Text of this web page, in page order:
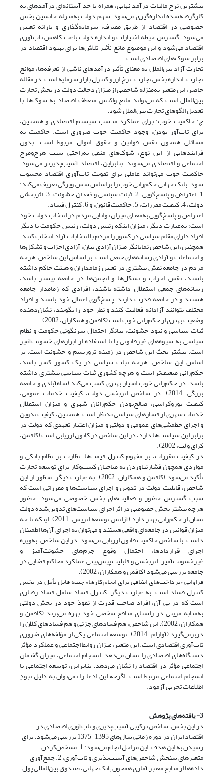
بیشترین نرخ مالیات درآمد نهایی، همراه با حد آستانه‌ای درآمدهای به
کارگرفته‌شده اندازه‌گیری می‌شود. سهم دولت به‌منزله جانشین بخش
خصوصی در اقتصاد از طریق مصرف، سرمایه‌گذاری و یارانه تعیین
می‌شود. گسترش حیطه اختیارات و اندازه دولت باعث کاهش تاب‌آوری
اقتصاد می‌شود و این موضوع مانع تأثیر تلاش‌ها برای بهبود اقتصاد در
برابر شوک‌های اقتصادی است.
تجارت آزاد بین‌الملل به معنای تأثیر درآمدهای ناشی از تعرفه‌ها، موانع
تجارت، اندازه بخش تجارت، نرخ ارز و کنترل بازار سرمایه است. در مقاله
حاضر، این متغیر به‌منزله شاخصی از میزان دخالت دولت در بخش تجارت
بین‌الملل است که می‌تواند مانع واکنش منعطف اقتصاد به شوک‌ها با
تعدیل الگوهای تجارت بین‌الملل شود.
ج: حاکمیت خوب: برای عملکرد مناسب سیستم اقتصادی و همچنین،
برای تاب‌آور بودن، وجود حاکمیت خوب ضروری است. حاکمیت به
مسائلی همچون نقش قوانین و حقوق اموال مربوط است. بدون
فرایندهایی از این نوع، شوک‌های منفی به‌راحتی سبب هرج‌و‌مرج
اجتماعی و اقتصادی می‌شوند. بنابراین، اقتصاد آسیب‌پذیرتر می‌شود.
حاکمیت خوب می‌تواند عاملی برای تقویت تاب‌آوری اقتصاد محسوب
شود. بانک جهانی حکم‌رانی خوب را براساس شش ویژگی تعریف می‌کند:
1. اعتراض و پاسخ‌گویی، 2. ثبات سیاسی و فقدان خشونت، 3. اثربخشی
دولت، 4. کیفیت مقررات، 5. حاکمیت قانون، و 6. کنترل فساد.
اعتراض و پاسخ‌گویی به‌معنای میزان توانایی مردم در انتخاب دولت خود
است؛ به‌عبارت دیگر، میزان اینکه رئیس دولت، رئیس حکومت یا دیگر
افراد دارای مقام سیاسی در کشور را مردم با انتخابات آزاد انتخاب کنند.
همچنین، این شاخص نمایانگر میزان آزادی بیان، آزادی احزاب و تشکل‌ها
و اجتماعات و آزادی رسانه‌های جمعی است. بر اساس این شاخص، هرچه
مردم در جامعه نقش بیشتری در تعیین زمامداران و هیئت حاکم داشته
باشند، نقش احزاب و تشکل‌ها و انجمن‌ها در جامعه بیشتر باشد،
رسانه‌های جمعی استقلال داشته باشند، افرادی که زمامدار جامعه
هستند و در جامعه قدرت دارند، پاسخ‌گوی اعمال خود باشند و افراد
مختلف بتوانند آزادانه فعالیت کنند و نظر خود را بگویند، نشان‌دهنده
وضعیت بهتری از حکم‌رانی خوب است (کافمن و همکاران، 2002).
ثبات سیاسی و نبود خشونت، بیانگر احتمال سرنگونی حکومت و نظام
سیاسی به شیوه‌های غیرقانونی یا با استفاده از ابزارهای خشونت‌آمیز
است. بیشترِ بحث این شاخص در زمینه تروریسم و خشونت است. بر
اساس این شاخص، هرچه ثبات سیاسی در یک کشور کمتر باشد،
حکم‌رانی ضعیف‌تر است و هرچه کشوری ثبات سیاسی بیشتری داشته
باشد، در حکم‌رانی خوب امتیاز بهتری کسب می‌کند (شاه‌آبادی و جامعه
بزرگی، 2014). در شاخص اثربخشی دولت، کیفیت خدمات عمومی،
کیفیت بوروکراسی، صالح‌بودن حکم‌رانان شهری و میزان استقلال
خدمات شهری از فشارهای سیاسی مدنظر است. همچنین، کیفیت تدوین
و اجرای خط‌مشی‌های عمومی و دولتی و میزان اعتبار تعهدی که دولت در
برابر این سیاست‌ها دارد، در این شاخص در کانون ارزیابی است (کافمن،
کرای و لب، 2002).
در کیفیت مقررات، بر مفهوم کنترل قیمت‌ها، نظارت بر نظام بانکی و
مواردی همچون فشارنیاوردن به صاحبان کسب‌وکار برای توسعه تجارت
تأکید می‌شود (کافمن و همکاران، 2002). به عبارت دیگر، منظور از این
شاخص، قابلیت دولت در تدوین و اجرای سیاست‌ها و مقرراتی است که
سبب گسترش حضور و فعالیت‌های بخش خصوصی می‌شود. حضور
هرچه بیشتر بخش خصوصی در اثر اجرای سیاست‌های تدوین‌شده دولت
نشان از حکم‌رانی بهتر دارد (آژانس توسعه اتریش، 2011). اینکه تا چه
میزان قوانین در جامعه‌ای واقعی هستند و می‌توان به اجرای آن‌ها اطمینان
داشت، با شاخص حاکمیت قانون ارزیابی می‌شود. در این شاخص، به‌ویژه
اجرای قراردادها، احتمال وقوع جرم‌های خشونت‌آمیز و
غیرخشونت‌آمیز، اثربخشی و قابلیت پیش‌بینی عملکرد محاکم قضایی در
جامعه بررسی می‌شود (کافمن و همکاران، 2002).
فراوانی «پرداخت‌های اضافی برای انجام کارها» جنبه قابل تأمل در بخش
کنترل فساد است. به عبارت دیگر، کنترل فساد شامل فساد رفتاری
است که در پی آن، افراد صاحب قدرت از نفوذ خود در بخش دولتی
به‌مثابه مزیتی در راستای منافع شخصی خود بهره می‌برند (کافمن و
همکاران، 2002). این شاخص، هم فسادهای جزئی و هم فسادهای کلان را
دربرمی‌گیرد (آوارام، 2014). توسعه اجتماعی یکی از مؤلفه‌های ضروری
تاب‌آوری اقتصادی است. این متغیر، میزان روابط اجتماعی و عملکرد مؤثر
دستگاه‌های اقتصادی را نشان می‌دهد. انسجام اجتماعی، میزان گفتمان
اجتماعی مؤثر در اقتصاد را نشان می‌دهد. بنابراین، توسعه اجتماعی با
انسجام اجتماعی مرتبط است ،اگرچه این ادعا را نمی‌توان به دلیل نبودِ
اطلاعات تجربی آزمود.
3- یافته‌های پژوهش
در این بخش، شاخص ترکیبی آسیب‌پذیری و تاب‌آوری اقتصادی در
اقتصاد ایران در دوره زمانی سال‌های 1395-1375 بررسی می‌شود. برای
رسیدن به این هدف، این مراحل انجام می‌شود: 1. مشخص‌کردن
متغیرهای سنجش شاخص‌های آسیب‌پذیری و تاب‌آوری، 2. جمع‌آوری
داده‌ها از منابع معتبر آماری همچون بانک جهانی، صندوق بین‌المللی پول،